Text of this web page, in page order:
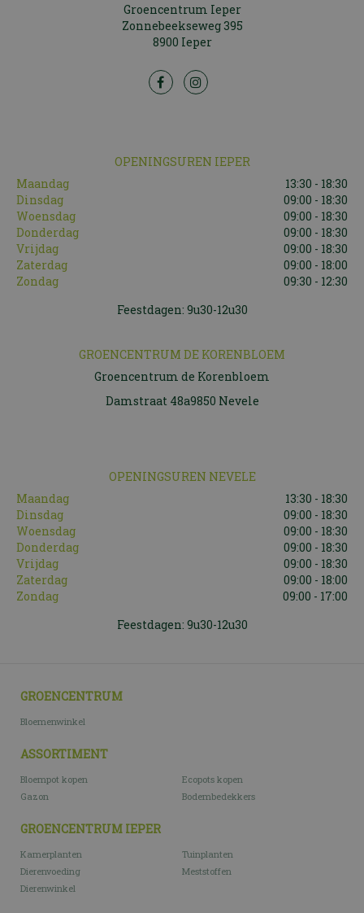
Groencentrum Ieper
Zonnebeekseweg 395
8900 Ieper
OPENINGSUREN IEPER
Maandag
13:30 - 18:30
Dinsdag
09:00 - 18:30
Woensdag
09:00 - 18:30
Donderdag
09:00 - 18:30
Vrijdag
09:00 - 18:30
Zaterdag
09:00 - 18:00
Zondag
09:30 - 12:30
Feestdagen: 9u30-12u30
GROENCENTRUM DE KORENBLOEM
Groencentrum de Korenbloem
Damstraat 48a9850 Nevele
OPENINGSUREN NEVELE
Maandag
13:30 - 18:30
Dinsdag
09:00 - 18:30
Woensdag
09:00 - 18:30
Donderdag
09:00 - 18:30
Vrijdag
09:00 - 18:30
Zaterdag
09:00 - 18:00
Zondag
09:00 - 17:00
Feestdagen: 9u30-12u30
GROENCENTRUM
Bloemenwinkel
ASSORTIMENT
Bloempot kopen
Ecopots kopen
Gazon
Bodembedekkers
GROENCENTRUM IEPER
Kamerplanten
Tuinplanten
Dierenvoeding
Meststoffen
Dierenwinkel